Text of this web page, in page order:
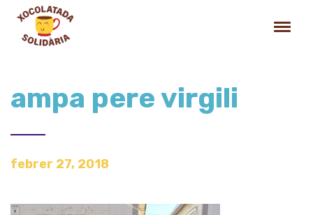
ampa pere virgili
febrer 27, 2018